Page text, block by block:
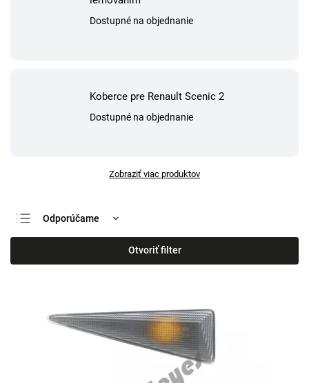
Dostupné na objednanie
Koberce pre Renault Scenic 2
Dostupné na objednanie
Zobraziť viac produktov
Odporúčame
Najlacnejšie
Najdrahšie
Otvoriť filter